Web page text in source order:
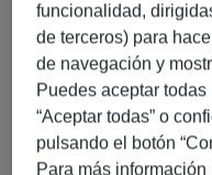
en España y presencia
¿Qué buscamos?
En Experis buscamos
(H/M/X)
funcionalidad,
de terceros) para
de navegación y
Puedes aceptar
“Aceptar todas” o
pulsando el botón
Para más información